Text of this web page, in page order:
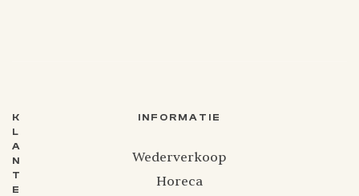
K
L
A
N
T
E
INFORMATIE
Wederverkoop
Horeca